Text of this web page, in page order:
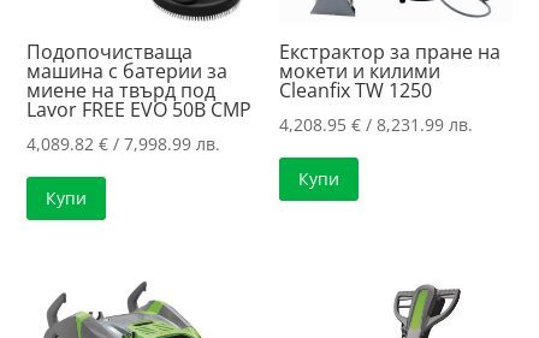
Подопочистваща
машина с батерии за
миене на твърд под
Lavor FREE EVO 50B CMP
4,089.82€ / 7,998.99 лв.
Купи
Екстрактор за пране на
мокети и килими
Cleanfix TW 1250
4,208.95€ / 8,231.99 лв.
Купи